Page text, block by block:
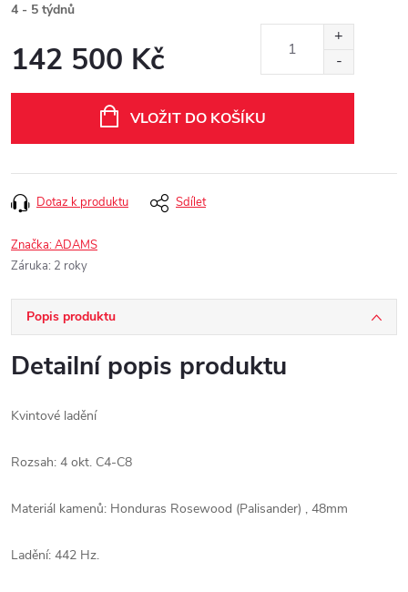
4 - 5 týdnů
142 500 Kč
VLOŽIT DO KOŠÍKU
Dotaz k produktu Sdílet
Značka:ADAMS
Záruka: 2 roky
Popis produktu
Detailní popis produktu
Kvintové ladění
Rozsah: 4 okt. C4-C8
Materiál kamenů: Honduras Rosewood (Palisander) , 48mm
Ladění: 442 Hz.